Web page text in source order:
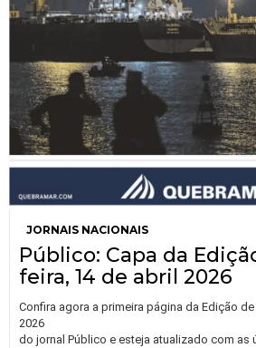
JORNAIS NACIONAIS
Público: Capa da
feira, 14 de abril 2026
Confira agora a primeira página da Edição
2026
do jornal Público e esteja atualizado com as